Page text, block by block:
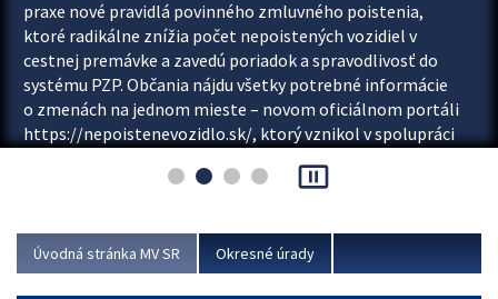
praxe nové pravidlá povinného zmluvného poistenia,
ktoré radikálne znížia počet nepoistených vozidiel v
cestnej premávke a zavedú poriadok a spravodlivosť do
systému PZP. Občania nájdu všetky potrebné informácie
o zmenách na jednom mieste – novom oficiálnom portáli
https://nepoistenevozidlo.sk/, ktorý vznikol v spolupráci
asociácie poisťovní (SLASPO) a Ministerstva vnútra SR.
Viac
pause_presentation
Úvodná stránka MV SR Okresné úrady